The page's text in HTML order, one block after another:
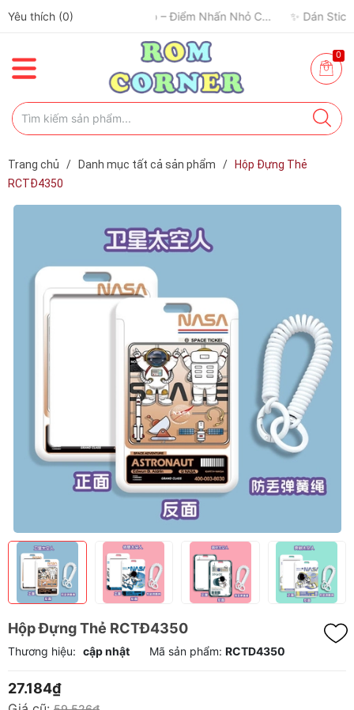
Yêu thích (0)
0
Trang chủ / Danh mục tất cả sản phẩm /
Hộp Đựng Thẻ
RCTĐ4350
Hộp Đựng Thẻ RCTĐ4350
Thương hiệu: cập nhật Mã sản phẩm: RCTD4350
27.184₫